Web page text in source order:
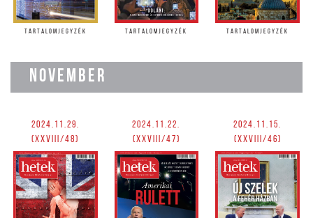
TARTALOMJEGYZÉK TARTALOMJEGYZÉK TARTALOMJEGYZÉK
NOVEMBER
2024.11.29.
(XXVIII/48)
2024.11.22.
(XXVIII/47)
2024.11.15.
(XXVIII/46)